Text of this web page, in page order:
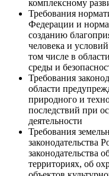
комплексному
Требования
Федерации и
созданию
человека и
том числе в
среды и
Требования
области
природного и
последствий при
деятельности
Требования
законодательства
законодательства
территориях, об